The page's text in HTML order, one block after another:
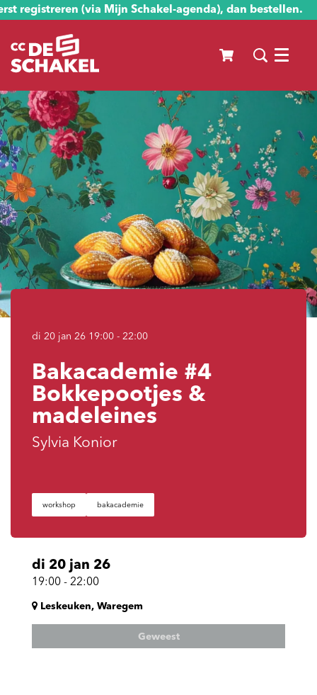
registreren (via Mijn Schakel-agenda), dan bestellen.
Menu
Bakacademie #4
Bokkepootjes &
madeleines
Sylvia Konior
di 20 jan 26 19:00 - 22:00
workshop bakacademie
di 20 jan 26
19:00 - 22:00
Leskeuken, Waregem
Geweest